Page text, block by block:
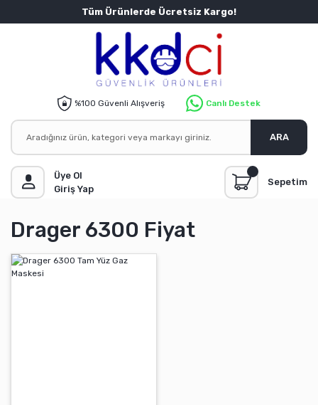
Tüm Ürünlerde Ücretsiz Kargo!
%100 Güvenli Alışveriş Canlı Destek
ARA
Üye Ol
Giriş Yap
Sepetim
Drager 6300 Fiyat